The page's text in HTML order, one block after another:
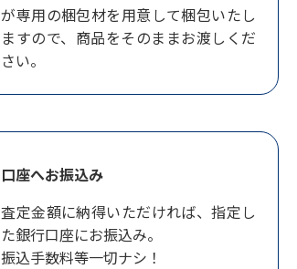
が専用の梱包材を用意して梱包いたし
ますので、商品をそのままお渡しくだ
さい。
口座へお振込み
査定金額に納得いただければ、指定し
た銀行口座にお振込み。
振込手数料等一切ナシ！